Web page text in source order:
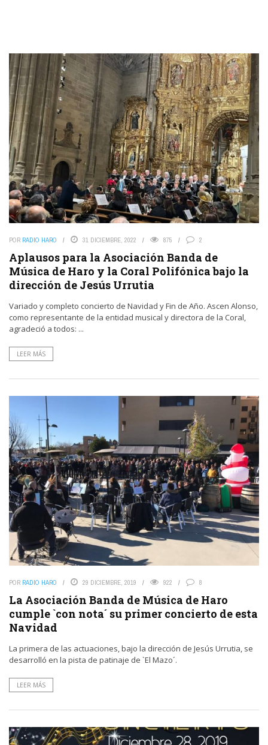
POR RADIO HARO 31 DICIEMBRE, 2022 875 2
Aplausos para la Asociación Banda de
Música de Haro y la Coral Polifónica bajo la
dirección de Jesús Urrutia
Variado y completo concierto de Navidad y Fin de Año. Ascen Alonso,
como representante de la entidad musical y directora de la Coral,
agradeció a todos: ...
LEER MÁS
POR RADIO HARO 29 DICIEMBRE, 2019 922 8
La Asociación Banda de Música de Haro
cumple `con nota´ su primer concierto de esta
Navidad
La primera de las actuaciones, bajo la dirección de Jesús Urrutia, se
desarrolló en la pista de patinaje de `El Mazo´.
LEER MÁS